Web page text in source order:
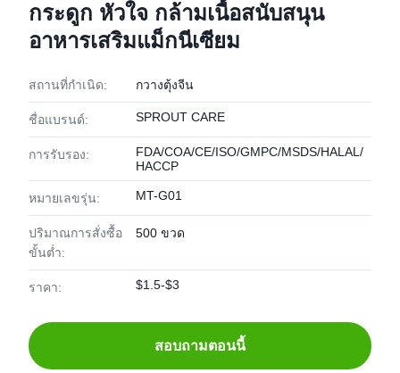
กระดูก หัวใจ กล้ามเนื้อสนับสนุน
อาหารเสริมแม็กนีเซียม
สถานที่กำเนิด: กวางตุ้งจีน
ชื่อแบรนด์: SPROUT CARE
การรับรอง:
FDA/COA/CE/ISO/GMPC/MSDS/HALAL/
HACCP
หมายเลขรุ่น: MT-G01
ปริมาณการสั่งซื้อ
ขั้นต่ำ:
500 ขวด
ราคา: $1.5-$3
สอบถามตอนนี้